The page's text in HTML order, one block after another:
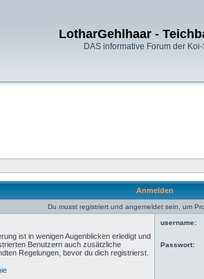
LotharGehlhaar -
DAS informative Forum der
Anmelden
Du musst registriert und angemeldet sein, um
ist in wenigen Augenblicken erledigt und
Benutzern auch zusätzliche
Regelungen, bevor du dich registrierst.
username:
Passwort: